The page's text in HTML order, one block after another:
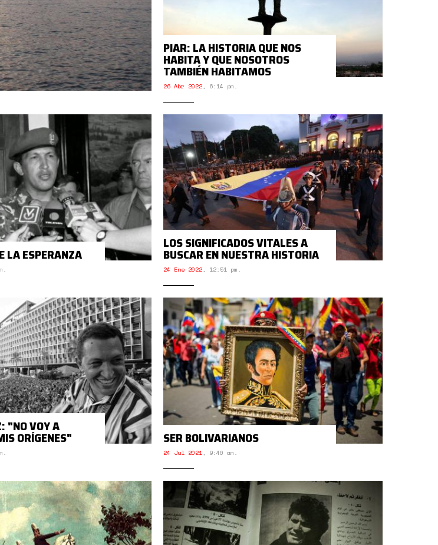
PIAR: LA HISTORIA QUE NOS
HABITA Y QUE NOSOTROS
TAMBIÉN HABITAMOS
26 Abr 2022, 6:14 pm.
LA ESPERANZA
LOS SIGNIFICADOS VITALES A
BUSCAR EN NUESTRA HISTORIA
24 Ene 2022, 12:51 pm.
"NO VOY A
ORÍGENES" SER BOLIVARIANOS
24 Jul 2021, 9:40 am.